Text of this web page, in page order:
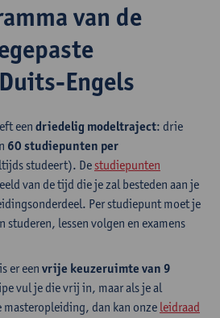
van de
Engels
een driedelig modeltraject: drie
60 studiepunten per
studeert). De studiepunten
van de tijd die je zal besteden aan je
Per studiepunt moet je
studeren, lessen volgen en examens
er een vrije keuzeruimte van 9
vul je die vrij in, maar als je al
masteropleiding, dan kan onze leidraad